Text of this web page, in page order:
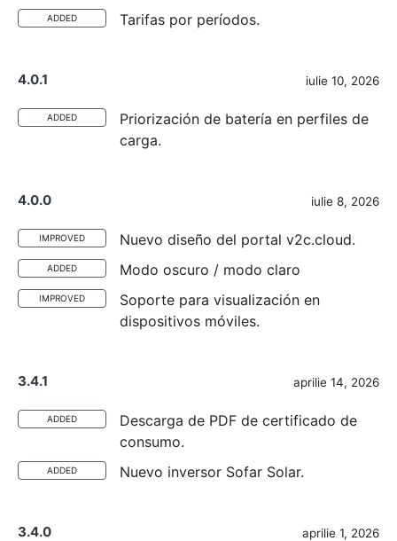
ADDED Tarifas por períodos.
4.0.1 iulie 10, 2026
ADDED
Priorización de batería en perfiles de
carga.
4.0.0 iulie 8, 2026
IMPROVED Nuevo diseño del portal v2c.cloud.
ADDED Modo oscuro / modo claro
IMPROVED
Soporte para visualización en
dispositivos móviles.
3.4.1 aprilie 14, 2026
ADDED
Descarga de PDF de certificado de
consumo.
ADDED Nuevo inversor Sofar Solar.
3.4.0 aprilie 1, 2026